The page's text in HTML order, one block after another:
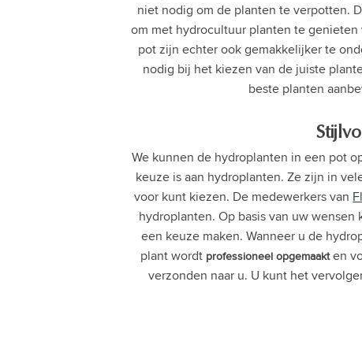
niet nodig om de planten te verpotten.
om met hydrocultuur planten te
pot zijn echter ook gemakkelijker te
nodig bij het kiezen van de juiste
beste planten
We kunnen de hydroplanten in een pot
keuze is aan hydroplanten. Ze zijn in
voor kunt kiezen. De medewerkers van
hydroplanten. Op basis van uw
een keuze maken. Wanneer u de
plant wordt professioneel opgemaakten
verzonden naar u. U kunt het